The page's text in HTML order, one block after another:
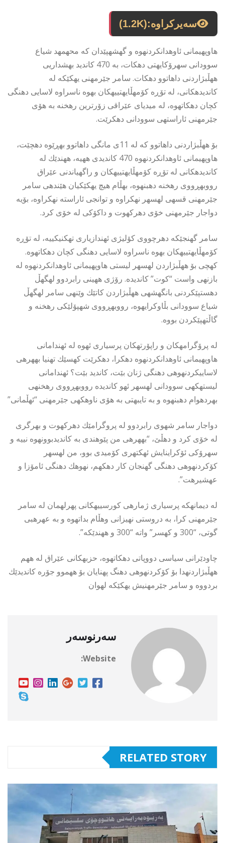
سەیرکراوە:(1.2K)
هاوپهیمانى ئاوهدانكردنهوه و گهشهپێدان كه محهمهد شیاع
سوودانى سهرۆكایهتى دهكات، به 470 كاندید بهشداریى
ههڵبژاردنى داهاتوو دهكات. سامر جێرمهنى یهكێكه له
كاندیدهكانى، له تۆڕه كۆمهڵایهتییهكان بهوه ناسراوه لاسایى دهنگى
كچان دهكاتهوه، له میدیاى عێراقى زۆرترین رهخنه به هۆى
جێرمهنى ئاراستهى سوودانى دهكرێت.
بۆ ههڵبژاردنى داهاتوو كه له 11ى مانگى داهاتوو بهڕێوه دهچێت،
هاوپهیمانى ئاوهدانكردنهوه 470 كاندیدى ههیه، ههندێك له
كاندیدهكانى له تۆڕه كۆمهڵایهتییهكان و راگهیاندنى عێراق
رووبهڕووى رهخنه دهبنهوه، بهڵام هیچ یهكێكیان هێندهى سامر
جێرمهنى قسهى لهسهر نهكراوه و توانجى ئاراسته نهكراوه، بۆیه
دواجار جێرمهنى خۆى دهركهوت و داكۆكى له خۆى كرد.
سامر گهنجێكه دهرچووى كۆلیژى ئهندازیارى تهكنیكییه، له تۆڕه
كۆمهڵایهتییهكان بهوه ناسراوه لاسایى دهنگى كچان دهكاتهوه.
كهچى بۆ ههڵبژاردن لهسهر لیستى هاوپهیمانى ئاوهدانكردنهوه له
بازنهى واست “كوت” كاندیده. رۆژى ههینى رابردوو لهگهڵ
دهستپێكردنى بانگهشهى ههڵبژاردن كاتێك وێنهى سامر لهگهڵ
شیاع سوودانى بڵاوكرایهوه، رووبهڕووى شهپۆلێكى رهخنه و
گاڵتهپێكردن بووه.
له پرۆگرامهكان و راپۆرتهكان پرسیارى ئهوه له ئهندامانى
هاوپهیمانى ئاوهدانكردنهوه دهكرا، دهكرێت كهسێك تهنیا بههرهى
لاساییكردنهوهى دهنگى ژنان بێت، كاندید بێت؟ ئهندامانى
لیستهكهى سوودانى لهسهر ئهو كاندیده رووبهڕووى رهخنهى
بهردهوام دهبنهوه و به تایبهتى به هۆى ناوهكهى جێرمهنى “ئهڵمانى”
دواجار سامر شهوى رابردوو له پروگرامێك دهركهوت و بهرگرى
له خۆى كرد و دهڵێ، “بههرهى من پێوهندى به كاندیدبوونهوه نییه و
سهرۆكى ئۆكراینایش ئهكتهرى كۆمیدى بوو، من لهسهر
كۆكردنهوهى دهنگى گهنجان كار دهكهم، نهوهك دهنگى ئامۆزا و
عهشیرهت”.
له دیمانهكه پرسیارى ژمارهى كورسییهكانى پهرلهمان له سامر
جێرمهنى كرا، به دروستى نهیزانى وهڵام بداتهوه و به عهرهبى
گوتى، “300 و كهسر” واته “300 و ههندێكه”.
چاودێرانى سیاسى دووپاتى دهكاتهوه، حزبهكانى عێراق له ههم
ههڵبژاردنهدا بۆ كۆكردنهوهى دهنگ پهنایان بۆ ههموو جۆره كاندیدێك
بردووه و سامر جێرمهنیش یهكێكه لهوان
سەرنوسەر
Website:
RELATED STORY